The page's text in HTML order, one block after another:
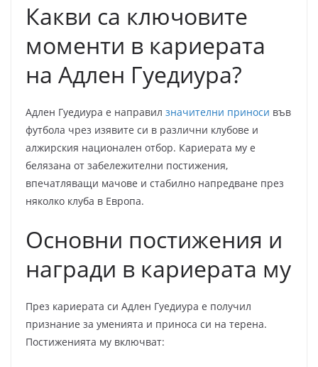
Какви са ключовите
моменти в кариерата
на Адлен Гуедиура?
Адлен Гуедиура е направил значителни приноси във
футбола чрез изявите си в различни клубове и
алжирския национален отбор. Кариерата му е
белязана от забележителни постижения,
впечатляващи мачове и стабилно напредване през
няколко клуба в Европа.
Основни постижения и
награди в кариерата му
През кариерата си Адлен Гуедиура е получил
признание за уменията и приноса си на терена.
Постиженията му включват: